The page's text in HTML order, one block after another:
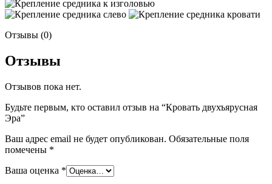
Отзывы (0)
Отзывы
Отзывов пока нет.
Будьте первым, кто оставил отзыв на “Кровать двухъярусная
Эра”
Ваш адрес email не будет опубликован. Обязательные поля
помечены *
Ваша оценка *